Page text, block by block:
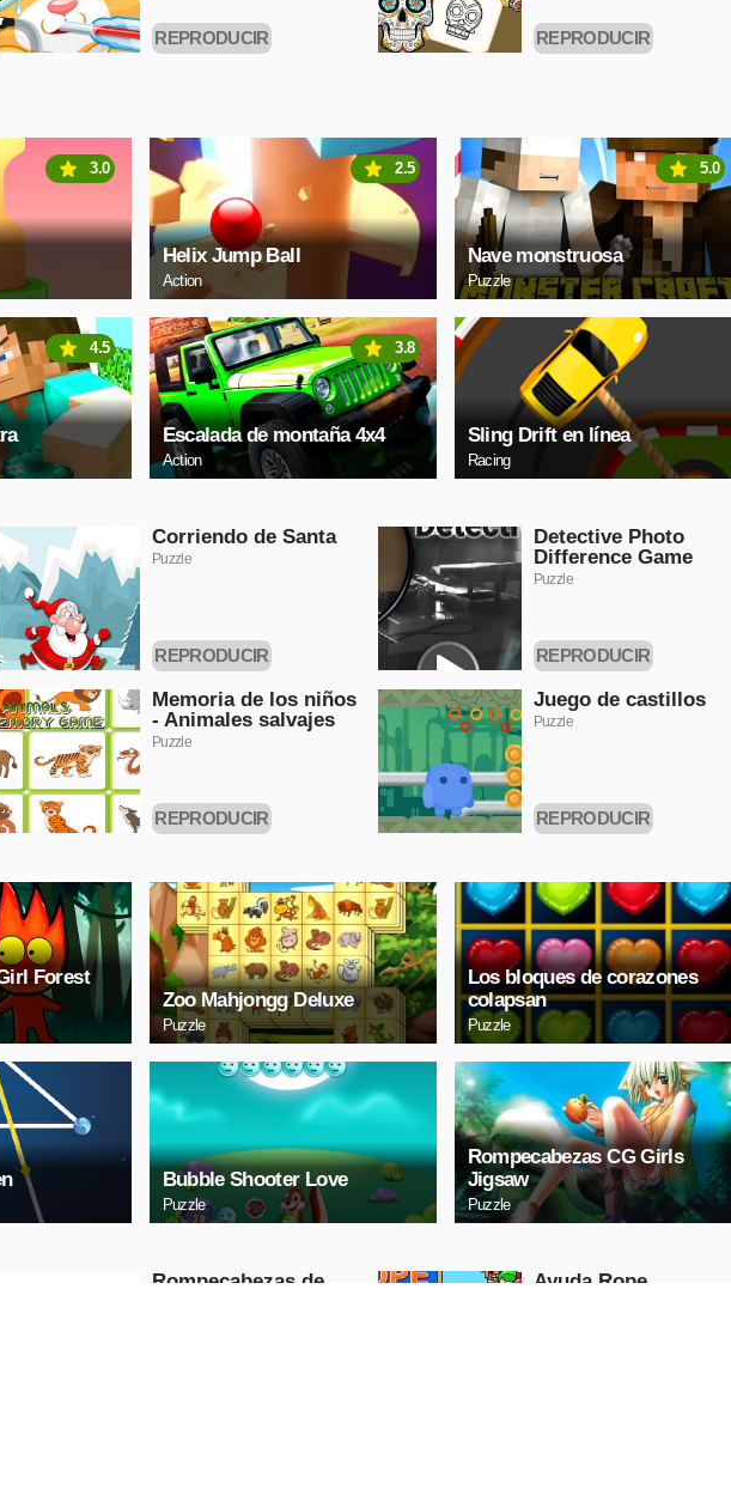
REPRODUCIR
REPRODUCIR
3.0
Helix Jump Ball
Action
2.5
Nave monstruosa
Puzzle
5.0
4.5
Escalada de montaña 4x4
Action
3.8
Sling Drift en línea
Racing
Corriendo de Santa
Puzzle
REPRODUCIR
Detective Photo
Difference Game
Puzzle
REPRODUCIR
Memoria de los niños
- Animales salvajes
Puzzle
REPRODUCIR
Juego de castillos
Puzzle
REPRODUCIR
Forest
Zoo Mahjongg Deluxe
Puzzle
Los bloques de corazones
colapsan
Puzzle
Bubble Shooter Love
Puzzle
Rompecabezas CG Girls
Jigsaw
Puzzle
Rompecabezas de
Ayuda Ropе